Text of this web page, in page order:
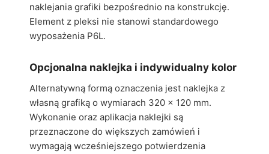
naklejania grafiki bezpośrednio na konstrukcję.
Element z pleksi nie stanowi standardowego
wyposażenia P6L.
Opcjonalna naklejka i indywidualny kolor
Alternatywną formą oznaczenia jest naklejka z
własną grafiką o wymiarach 320 × 120 mm.
Wykonanie oraz aplikacja naklejki są
przeznaczone do większych zamówień i
wymagają wcześniejszego potwierdzenia